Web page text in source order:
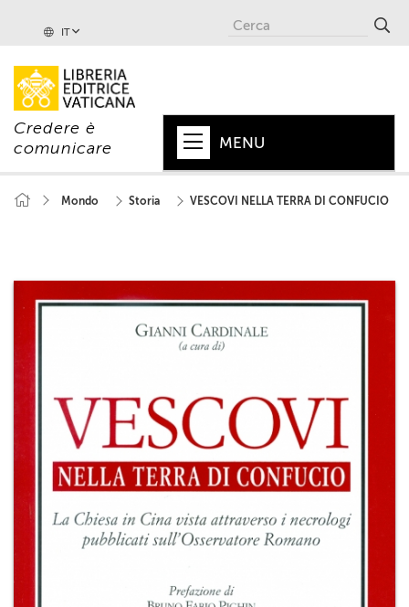
IT
Credere è
comunicare
MENU
CHIESA
MONDO
RIVISTE
CEI
Mondo Storia VESCOVI NELLA TERRA DI CONFUCIO